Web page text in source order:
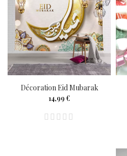
Décoration Eid Mubarak
14,99 €